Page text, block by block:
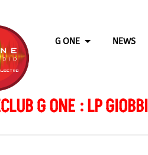
G ONE NEWS
G ONE : LP GIOBBI